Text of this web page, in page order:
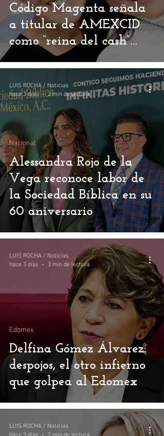
Código Magenta señala
a titular de AMEXCID
como “reina del cash”
entre México y Cuba
Alessandra Rojo de la
Vega reconoce labor de
la Sociedad Bíblica en su
60 aniversario
Nacional
LUIS ROCHA / Noticias
hace 3 días
2 min de lectura
Delfina Gómez Álvarez:
despojos, el otro infierno
que golpea al Edomex
Edomex
LUIS ROCHA / Noticias
hace 3 días
3 min de lectura
LUIS ROCHA / Noticias